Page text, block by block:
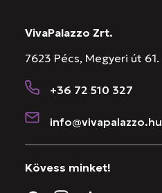
VivaPalazzo Zrt.
7623 Pécs, Megyeri út 61.
+36 72 510 327
info@vivapalazzo.hu
Kövess minket!